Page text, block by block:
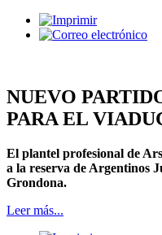
NUEVO
PARA EL
El plantel profesional de
a la reserva de Argentinos
Grondona.
Leer más...